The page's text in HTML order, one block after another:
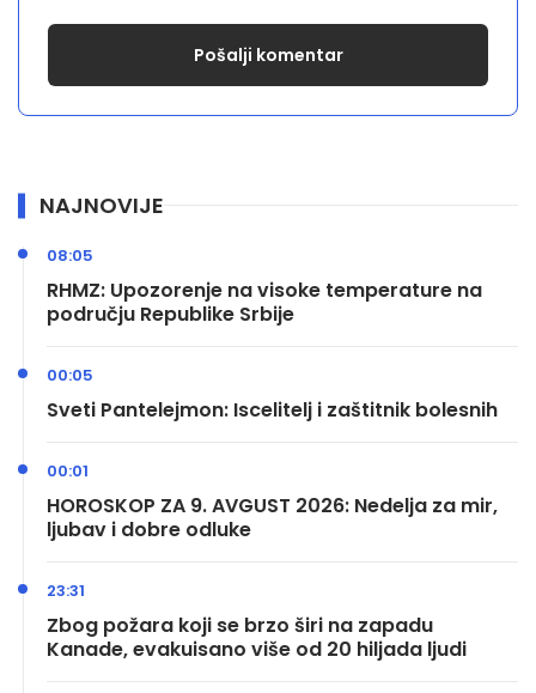
NAJNOVIJE
RHMZ: Upozorenje na visoke temperature na
području Republike Srbije
08:05
Sveti Pantelejmon: Iscelitelj i zaštitnik bolesnih
00:05
HOROSKOP ZA 9. AVGUST 2026: Nedelja za mir,
ljubav i dobre odluke
00:01
Zbog požara koji se brzo širi na zapadu
Kanade, evakuisano više od 20 hiljada ljudi
23:31